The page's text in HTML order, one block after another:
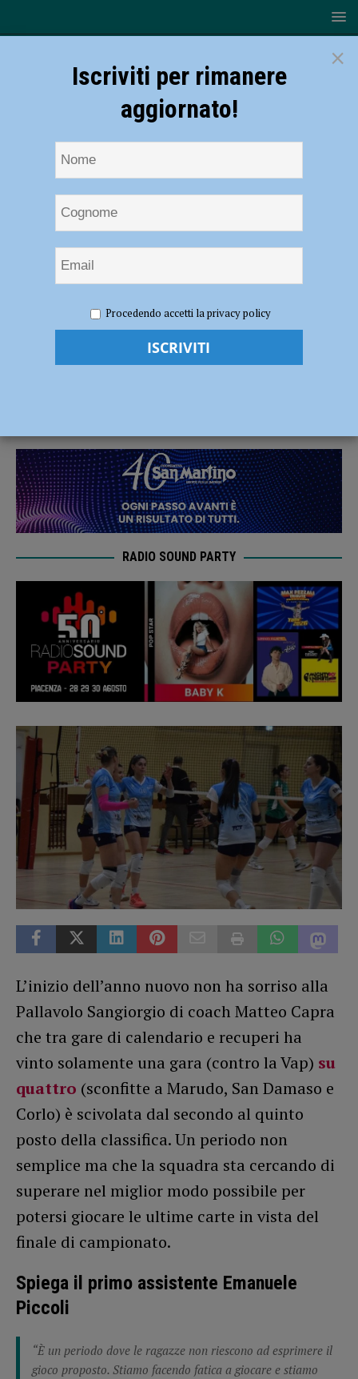
Sangiorgio in casa dell’Arbor cerca di voltare pagina
Serie B2 – La Pallavolo Sangiorgio in casa
RADIO SOUND PARTY
L’inizio dell’anno nuovo non ha sorriso alla
Pallavolo Sangiorgio di coach Matteo Capra
che tra gare di calendario e recuperi ha
vinto solamente una gara (contro la Vap) su
quattro (sconfitte a Marudo, San Damaso e
Corlo) è scivolata dal secondo al quinto
posto della classifica. Un periodo non
semplice ma che la squadra sta cercando di
superare nel miglior modo possibile per
potersi giocare le ultime carte in vista del
finale di campionato.
Spiega il primo assistente Emanuele
Piccoli
“È un periodo dove le ragazze non riescono ad esprimere il
gioco proposto. Stiamo facendo fatica a giocare e stiamo
×
Iscriviti per rimanere
aggiornato!
Procedendo accetti la privacy policy